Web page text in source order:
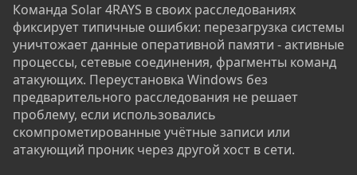
Команда Solar 4RAYS в своих расследованиях
фиксирует типичные ошибки: перезагрузка системы
уничтожает данные оперативной памяти - активные
процессы, сетевые соединения, фрагменты команд
атакующих. Переустановка Windows без
предварительного расследования не решает
проблему, если использовались
скомпрометированные учётные записи или
атакующий проник через другой хост в сети.